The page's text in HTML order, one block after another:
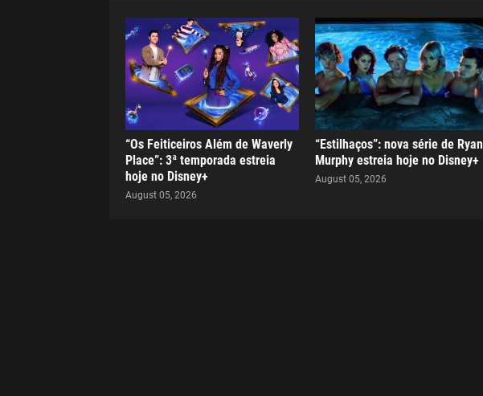
“Os Feiticeiros Além de Waverly
Place”: 3ª temporada estreia
hoje no Disney+
August 05, 2026
“Estilhaços”: nova série de Ryan
Murphy estreia hoje no Disney+
August 05, 2026